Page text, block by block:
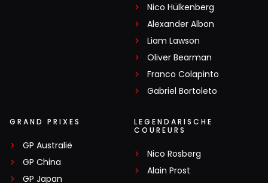
Nico Hülkenberg
Alexander Albon
Liam Lawson
Oliver Bearman
Franco Colapinto
Gabriel Bortoleto
GRAND PRIXES
GP Australië
GP China
GP Japan
LEGENDARISCHE
COUREURS
Nico Rosberg
Alain Prost